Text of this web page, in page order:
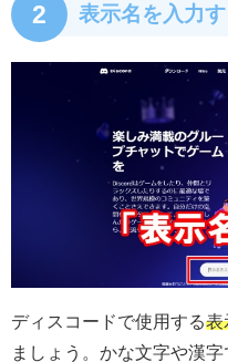
2 表示名を入力
ディスコードで使用する表
ましょう。かな文字や漢字